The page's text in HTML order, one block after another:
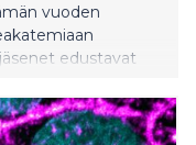
vuoden
edustavat